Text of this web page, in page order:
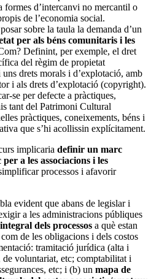
formes d’intercanvi no mercantil o
de l’economia social.
sobre la taula la demanda d’un
per als béns comunitaris i les
Definint, per exemple, el dret
del règim de propietat
drets morals i d’explotació, amb
i als drets d’explotació (copyright).
se per defecte a pràctiques,
tant del Patrimoni Cultural
pràctiques, coneixements, béns i
que s’hi acollissin explícitament.
implicaria definir un marc
a les associacions i les
processos i afavorir
evident que abans de legislar i
a les administracions públiques
dels processos a què estan
de les obligacions i dels costos
tramitació jurídica (alta i
de voluntariat, etc; comptabilitat i
etc; i (b) un mapa de